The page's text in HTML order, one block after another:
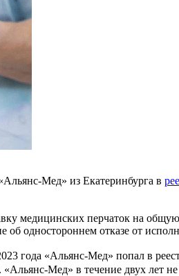
Мед» из Екатеринбурга в
медицинских перчаток на
одностороннем отказе от
года «Альянс-Мед» попал в
«Альянс-Мед» в течение двух лет